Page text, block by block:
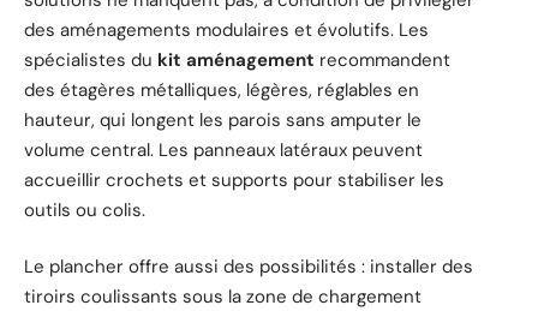
des aménagements modulaires et évolutifs. Les
spécialistes du kit aménagement recommandent
des étagères métalliques, légères, réglables en
hauteur, qui longent les parois sans amputer le
volume central. Les panneaux latéraux peuvent
accueillir crochets et supports pour stabiliser les
outils ou colis.
Le plancher offre aussi des possibilités : installer des
tiroirs coulissants sous la zone de chargement